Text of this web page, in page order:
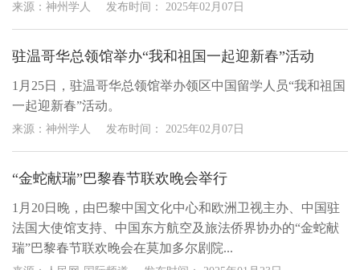
来源：神州学人 发布时间： 2025年02月07日
驻温哥华总领馆举办“我和祖国一起迎新春”活动
1月25日，驻温哥华总领馆举办领区中国留学人员“我和祖国
一起迎新春”活动。
来源：神州学人 发布时间： 2025年02月07日
“金蛇献瑞”巴黎春节联欢晚会举行
1月20日晚，由巴黎中国文化中心和欧洲卫视主办、中国驻
法国大使馆支持、中国东方航空及旅法侨界协办的“金蛇献
瑞”巴黎春节联欢晚会在莫加多尔剧院...